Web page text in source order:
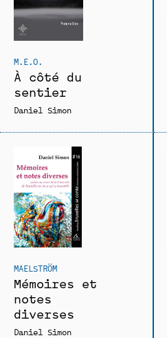
M.E.O.
À côté du
sentier
Daniel Simon
MAELSTRÖM
Mémoires et
notes
diverses
Daniel Simon